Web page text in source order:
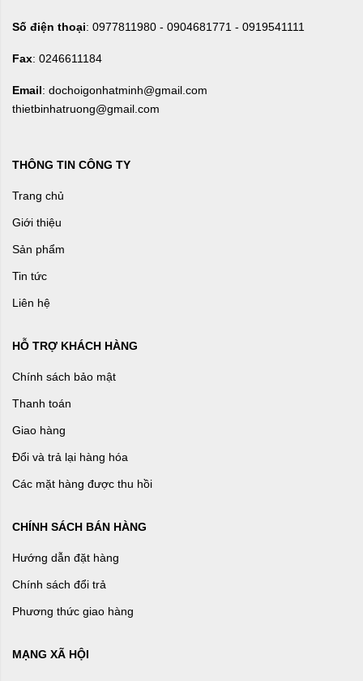
Số điện thoại: 0977811980 - 0904681771 - 0919541111
Fax: 0246611184
Email: dochoigonhatminh@gmail.com
thietbinhatruong@gmail.com
THÔNG TIN CÔNG TY
Trang chủ
Giới thiệu
Sản phẩm
Tin tức
Liên hệ
HỖ TRỢ KHÁCH HÀNG
Chính sách bảo mật
Thanh toán
Giao hàng
Đổi và trả lại hàng hóa
Các mặt hàng được thu hồi
CHÍNH SÁCH BÁN HÀNG
Hướng dẫn đặt hàng
Chính sách đổi trả
Phương thức giao hàng
MẠNG XÃ HỘI